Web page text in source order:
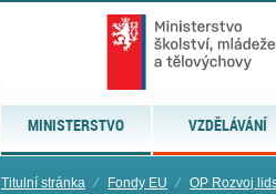
MINISTERSTVO VZDĚLÁVÁNÍ
Titulní stránka ⁄ Fondy EU ⁄ OP Rozvoj